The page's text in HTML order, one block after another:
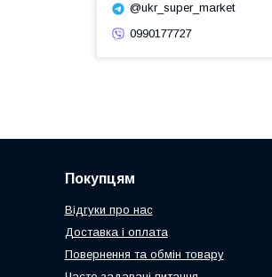
@ukr_super_market
0990177727
Покупцям
Відгуки про нас
Доставка і оплата
Повернення та обмін товару